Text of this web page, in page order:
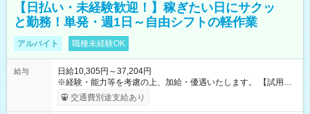
【日払い・未経験歓迎！】稼ぎたい日にサクッ
と勤務！単発・週1日～自由シフトの軽作業
アルバイト 職種未経験OK
給与
日給10,305円～37,204円
※経験・能力等を考慮の上、加給・優遇いたします。 【試用期
間】試用期間なし
交通費別途支給あり